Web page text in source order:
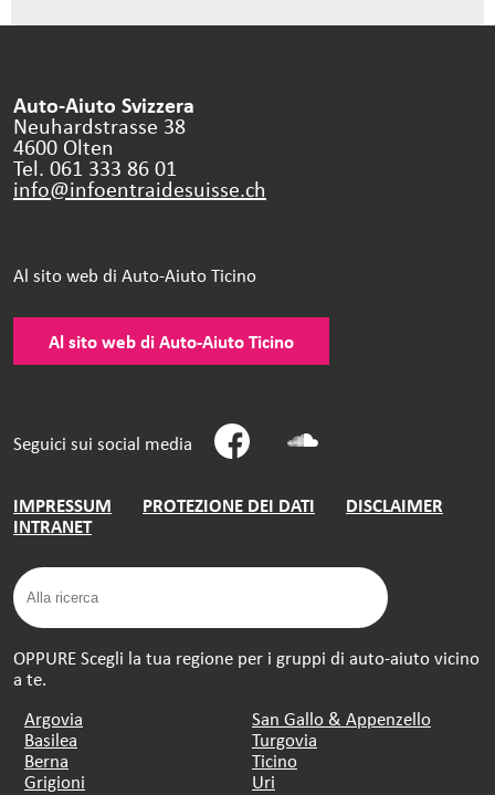
Auto-Aiuto Svizzera
Neuhardstrasse 38
4600 Olten
Tel. 061 333 86 01
info@infoentraidesuisse.ch
Al sito web di Auto-Aiuto Ticino
Al sito web di Auto-Aiuto Ticino
Seguici sui social media
IMPRESSUM PROTEZIONE DEI DATI
DISCLAIMER
INTRANET
OPPURE Scegli la tua regione per i gruppi di auto-aiuto vicino
a te.
Argovia
Basilea
Berna
Grigioni
San Gallo & Appenzello
Turgovia
Ticino
Uri